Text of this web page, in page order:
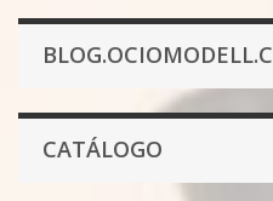
CATÁLOGO